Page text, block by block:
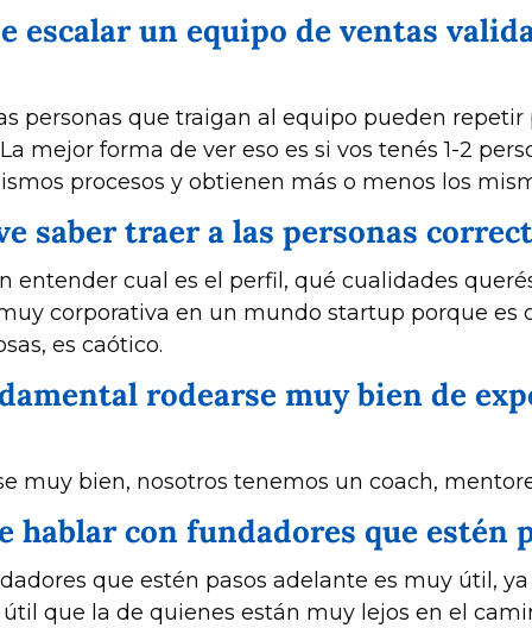
escalar un equipo de ventas
personas que traigan al equipo pueden repetir
mejor forma de ver eso es si vos tenés 1-2
procesos y obtienen más o menos los
saber traer a las personas
corporativa en un mundo startup porque es
es caótico.
rodearse muy bien de
muy bien, nosotros tenemos un coach,
hablar con fundadores que estén
que la de quienes están muy lejos en el